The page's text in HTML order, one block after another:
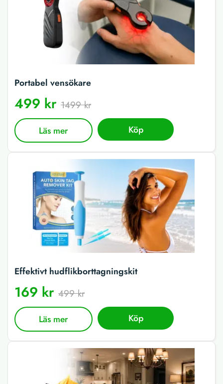
Portabel vensökare
499 kr 1499 kr
Läs mer Köp
Effektivt hudflikborttagningskit
169 kr 499 kr
Läs mer Köp